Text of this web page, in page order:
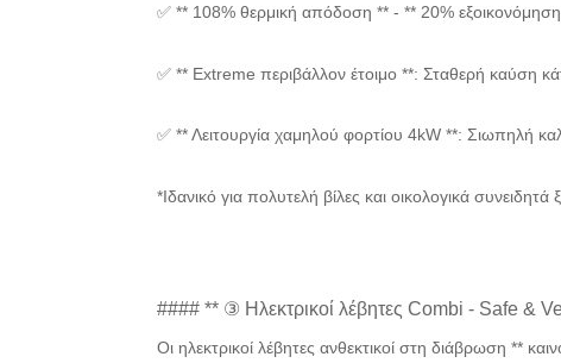
✅ ** 108% θερμική απόδοση ** - ** 20%
✅ ** Extreme περιβάλλον έτοιμο **: Σταθερή καύση
✅ ** Λειτουργία χαμηλού φορτίου 4kW **: Σιωπηλή
*Ιδανικό για πολυτελή βίλες και οικολογικά συνειδητά
#### ** ③ Ηλεκτρικοί λέβητες Combi - Safe &
Οι ηλεκτρικοί λέβητες ανθεκτικοί στη διάβρωση **